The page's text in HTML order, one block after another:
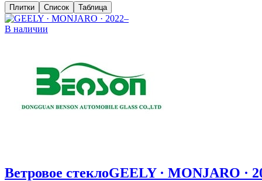
Плитки Список Таблица
В наличии
Ветровое стеклоGEELY · MONJARO ·